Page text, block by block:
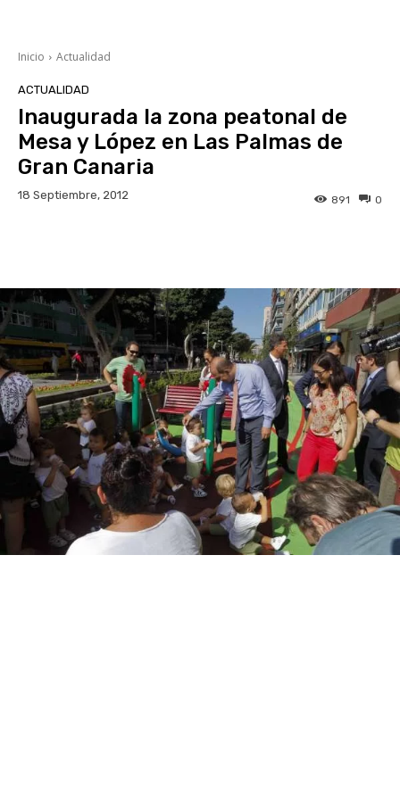
Inicio Actualidad
ACTUALIDAD
Inaugurada la zona peatonal de
Mesa y López en Las Palmas de
Gran Canaria
18 Septiembre, 2012 0
891